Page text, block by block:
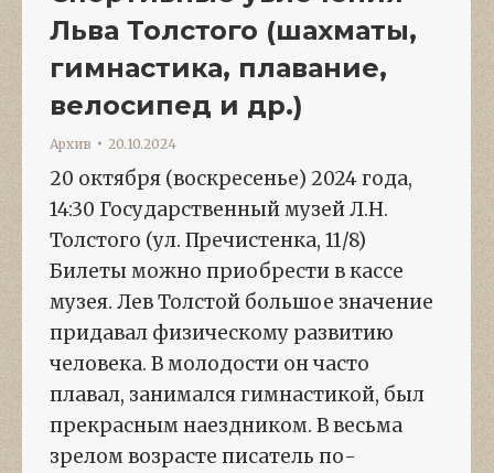
Льва Толстого (шахматы,
гимнастика, плавание,
велосипед и др.)
Архив 20.10.2024
20 октября (воскресенье) 2024 года,
14:30 Государственный музей Л.Н.
Толстого (ул. Пречистенка, 11/8)
Билеты можно приобрести в кассе
музея. Лев Толстой большое значение
придавал физическому развитию
человека. В молодости он часто
плавал, занимался гимнастикой, был
прекрасным наездником. В весьма
зрелом возрасте писатель по-